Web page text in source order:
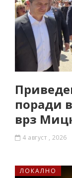
поради
врз
4 август , 2026
ЛОКАЛНО